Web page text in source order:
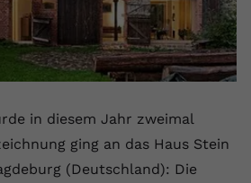
in diesem Jahr zweimal
ging an das Haus Stein
(Deutschland): Die